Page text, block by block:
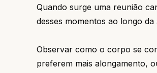
Quando surge uma reunião
desses momentos ao longo
Observar como o corpo se
preferem mais alongamento,